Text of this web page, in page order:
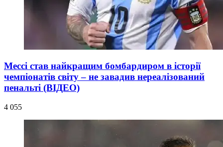
Мессі став найкращим бомбардиром в історії
чемпіонатів світу – не завадив нереалізований
пенальті (ВІДЕО)
4 055